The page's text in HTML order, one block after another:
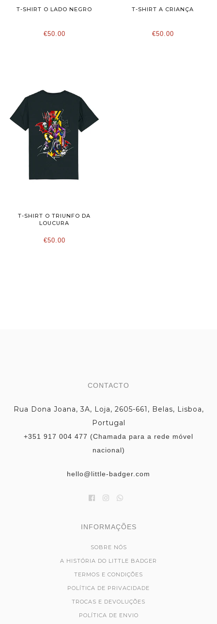
T-SHIRT O LADO NEGRO
€50.00
T-SHIRT A CRIANÇA
€50.00
T-SHIRT O TRIUNFO DA
LOUCURA
€50.00
CONTACTO
Rua Dona Joana, 3A, Loja, 2605-661, Belas, Lisboa,
Portugal
+351 917 004 477 (Chamada para a rede móvel
nacional)
hello@little-badger.com
INFORMAÇÕES
SOBRE NÓS
A HISTÓRIA DO LITTLE BADGER
TERMOS E CONDIÇÕES
POLÍTICA DE PRIVACIDADE
TROCAS E DEVOLUÇÕES
POLÍTICA DE ENVIO